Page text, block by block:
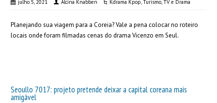
julho 5, 2021 Alcina Knabben Kdrama Kpop,Turismo,TV e Drama
Planejando sua viagem para a Coreia? Vale a pena colocar no roteiro
locais onde foram filmadas cenas do drama Vicenzo em Seul.
Seoullo 7017: projeto pretende deixar a capital coreana mais
amigável